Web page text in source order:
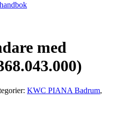
med
KWC PIANA Badrum,